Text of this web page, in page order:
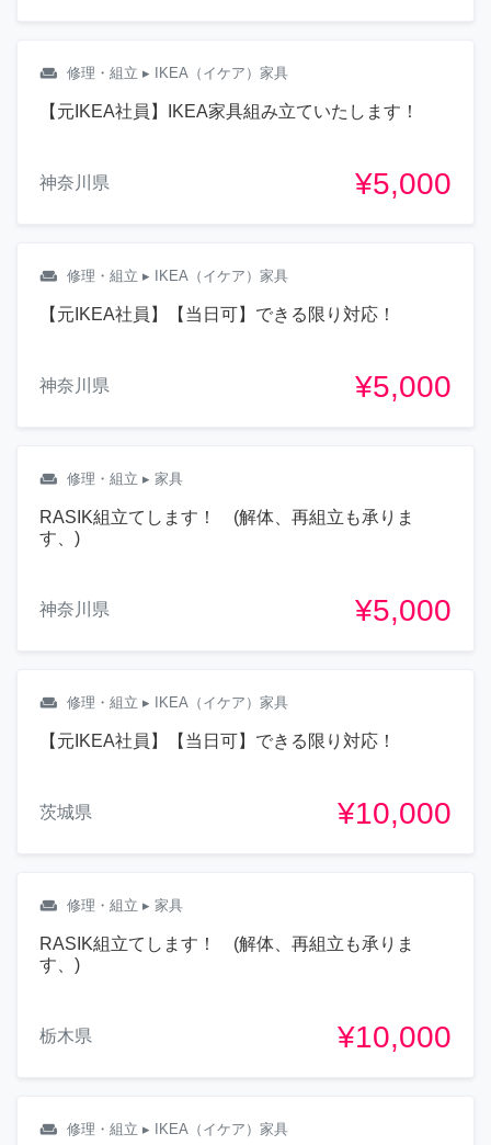
weekend 修理・組立 ▸ IKEA（イケア）家具
【元IKEA社員】IKEA家具組み立ていたします！
神奈川県 ¥5,000
weekend 修理・組立 ▸ IKEA（イケア）家具
【元IKEA社員】【当日可】できる限り対応！
神奈川県 ¥5,000
weekend 修理・組立 ▸ 家具
RASIK組立てします！ (解体、再組立も承りま
す、)
神奈川県 ¥5,000
weekend 修理・組立 ▸ IKEA（イケア）家具
【元IKEA社員】【当日可】できる限り対応！
茨城県 ¥10,000
weekend 修理・組立 ▸ 家具
RASIK組立てします！ (解体、再組立も承りま
す、)
栃木県 ¥10,000
weekend 修理・組立 ▸ IKEA（イケア）家具